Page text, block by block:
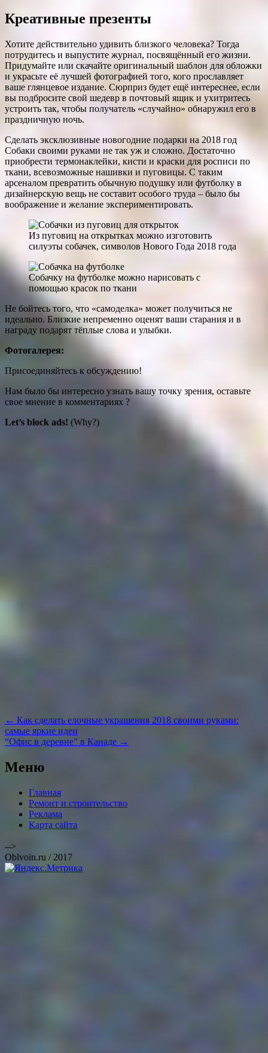
Креативные презенты
Хотите действительно удивить близкого человека? Тогда
потрудитесь и выпустите журнал, посвящённый его жизни.
Придумайте или скачайте оригинальный шаблон для обложки
и украсьте её лучшей фотографией того, кого прославляет
ваше глянцевое издание. Сюрприз будет ещё интереснее, если
вы подбросите свой шедевр в почтовый ящик и ухитритесь
устроить так, чтобы получатель «случайно» обнаружил его в
праздничную ночь.
Сделать эксклюзивные новогодние подарки на 2018 год
Собаки своими руками не так уж и сложно. Достаточно
приобрести термонаклейки, кисти и краски для росписи по
ткани, всевозможные нашивки и пуговицы. С таким
арсеналом превратить обычную подушку или футболку в
дизайнерскую вещь не составит особого труда – было бы
воображение и желание экспериментировать.
Из пуговиц на открытках можно изготовить
силуэты собачек, символов Нового Года 2018 года
Собачку на футболке можно нарисовать с
помощью красок по ткани
Не бойтесь того, что «самоделка» может получиться не
идеально. Близкие непременно оценят ваши старания и в
награду подарят тёплые слова и улыбки.
Фотогалерея:
Присоединяйтесь к обсуждению!
Нам было бы интересно узнать вашу точку зрения, оставьте
свое мнение в комментариях ?
Let’s block ads! (Why?)
Навигация
по
записям
← Как сделать елочные украшения 2018 своими руками:
самые яркие идеи
“Офис в деревне” в Канаде →
Меню
Главная
Ремонт и строительство
Реклама
Карта сайта
-->
Oblvoin.ru / 2017